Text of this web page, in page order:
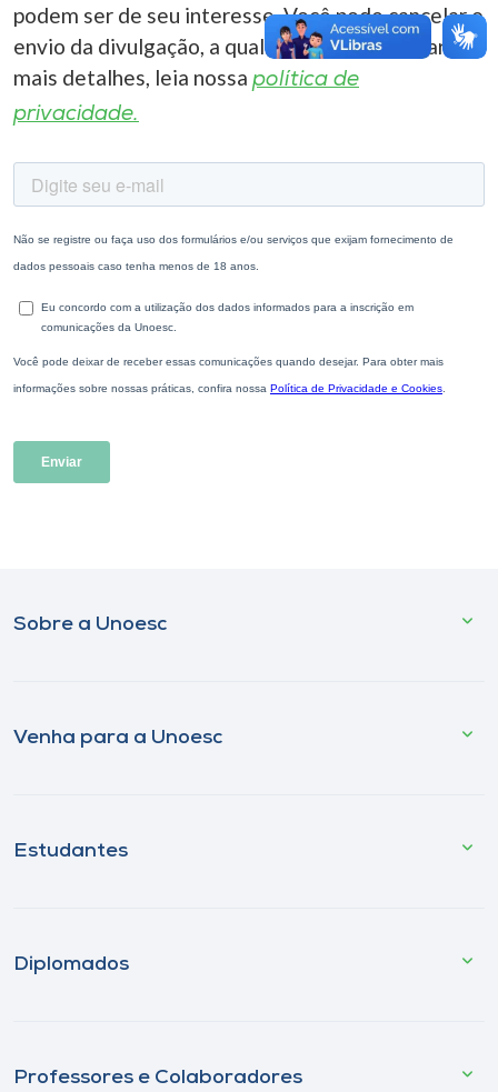
podem ser de seu interesse. Você pode cancelar o
envio da divulgação, a qualquer momento. Para
mais detalhes, leia nossa política de
privacidade.
Sobre a Unoesc
Venha para a Unoesc
Estudantes
Diplomados
Professores e Colaboradores